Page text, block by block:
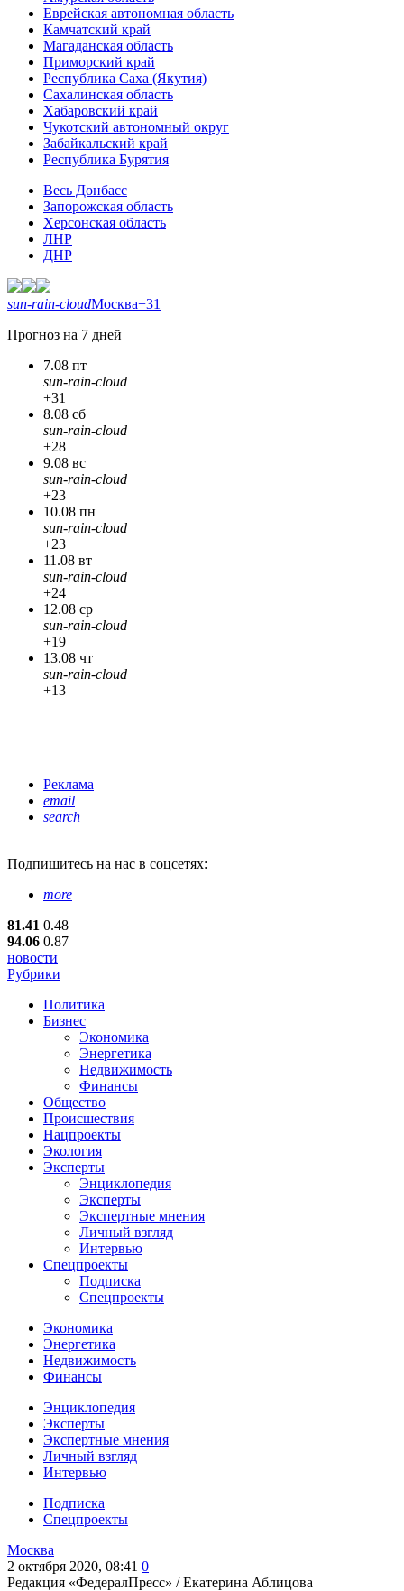
Еврейская автономная область
Камчатский край
Магаданская область
Приморский край
Республика Саха (Якутия)
Сахалинская область
Хабаровский край
Чукотский автономный округ
Забайкальский край
Республика Бурятия
Весь Донбасс
Запорожская область
Херсонская область
ЛНР
ДНР
sun-rain-cloudМосква+31
Прогноз на 7 дней
7.08 пт
sun-rain-cloud
+31
8.08 сб
sun-rain-cloud
+28
9.08 вс
sun-rain-cloud
+23
10.08 пн
sun-rain-cloud
+23
11.08 вт
sun-rain-cloud
+24
12.08 ср
sun-rain-cloud
+19
13.08 чт
sun-rain-cloud
+13
Реклама
email
search
Подпишитесь на нас в соцсетях:
more
81.41 0.48
94.06 0.87
новости
Рубрики
Политика
Бизнес
Экономика
Энергетика
Недвижимость
Финансы
Общество
Происшествия
Нацпроекты
Экология
Эксперты
Энциклопедия
Эксперты
Экспертные мнения
Личный взгляд
Интервью
Спецпроекты
Подписка
Спецпроекты
Экономика
Энергетика
Недвижимость
Финансы
Энциклопедия
Эксперты
Экспертные мнения
Личный взгляд
Интервью
Подписка
Спецпроекты
Москва
2 октября 2020, 08:41 0
Редакция «ФедералПресс» /Екатерина Аблицова